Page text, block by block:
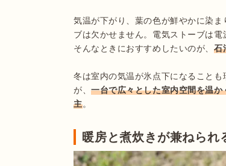
気温が下がり、葉の色が鮮やかに染
ブは欠かせません。電気ストーブは
そんなときにおすすめしたいのが、 石
冬は室内の気温が氷点下になること
が、一台で広々とした室内空間を温
主。
暖房と煮炊きが兼ねられ